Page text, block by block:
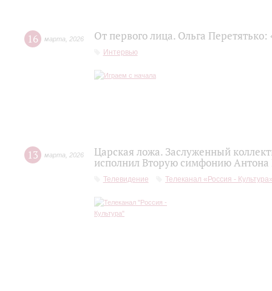
16 марта 2026 От первого лица. Ольга Перетятько:
Интервью
13 марта 2026
Царская ложа. Заслуженный
исполнил Вторую симфонию Антона
Телевидение Телеканал «Россия -